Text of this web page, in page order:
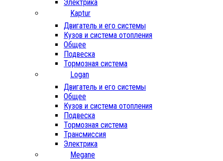
Электрика
Kaptur
Двигатель и его системы
Кузов и система отопления
Общее
Подвеска
Тормозная система
Logan
Двигатель и его системы
Общее
Кузов и система отопления
Подвеска
Тормозная система
Трансмиссия
Электрика
Megane